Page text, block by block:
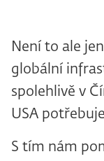
Není to ale
globální
spolehlivě v
USA
S tím nám